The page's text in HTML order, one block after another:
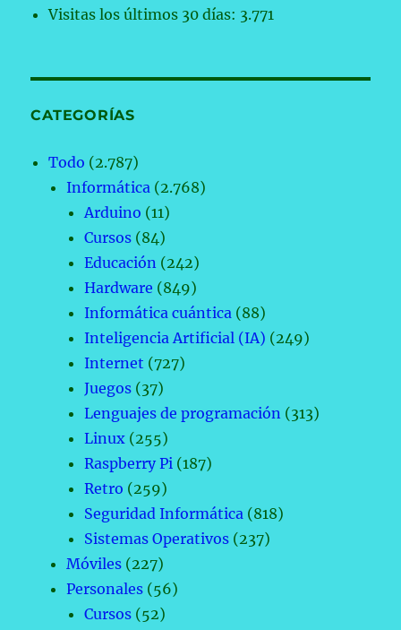
Visitas los últimos 30 días: 3.771
CATEGORÍAS
Todo (2.787)
Informática (2.768)
Arduino (11)
Cursos (84)
Educación (242)
Hardware (849)
Informática cuántica (88)
Inteligencia Artificial (IA) (249)
Internet (727)
Juegos (37)
Lenguajes de programación (313)
Linux (255)
Raspberry Pi (187)
Retro (259)
Seguridad Informática (818)
Sistemas Operativos (237)
Móviles (227)
Personales (56)
Cursos (52)